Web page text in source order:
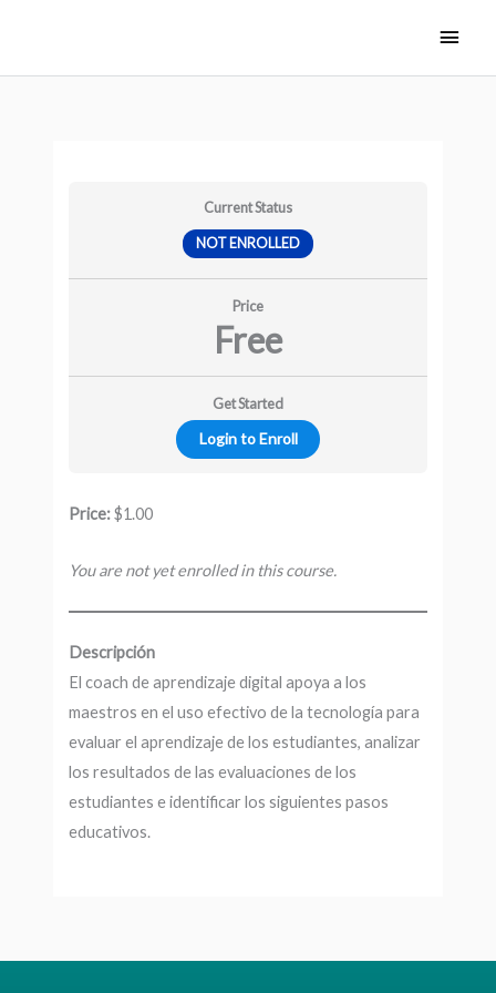
content
Current Status
NOT ENROLLED
Price
Free
Get Started
Login to Enroll
Price:$1.00
You are not yet enrolled in this course.
Descripción
El coach de aprendizaje digital apoya a los
maestros en el uso efectivo de la tecnología para
evaluar el aprendizaje de los estudiantes, analizar
los resultados de las evaluaciones de los
estudiantes e identificar los siguientes pasos
educativos.